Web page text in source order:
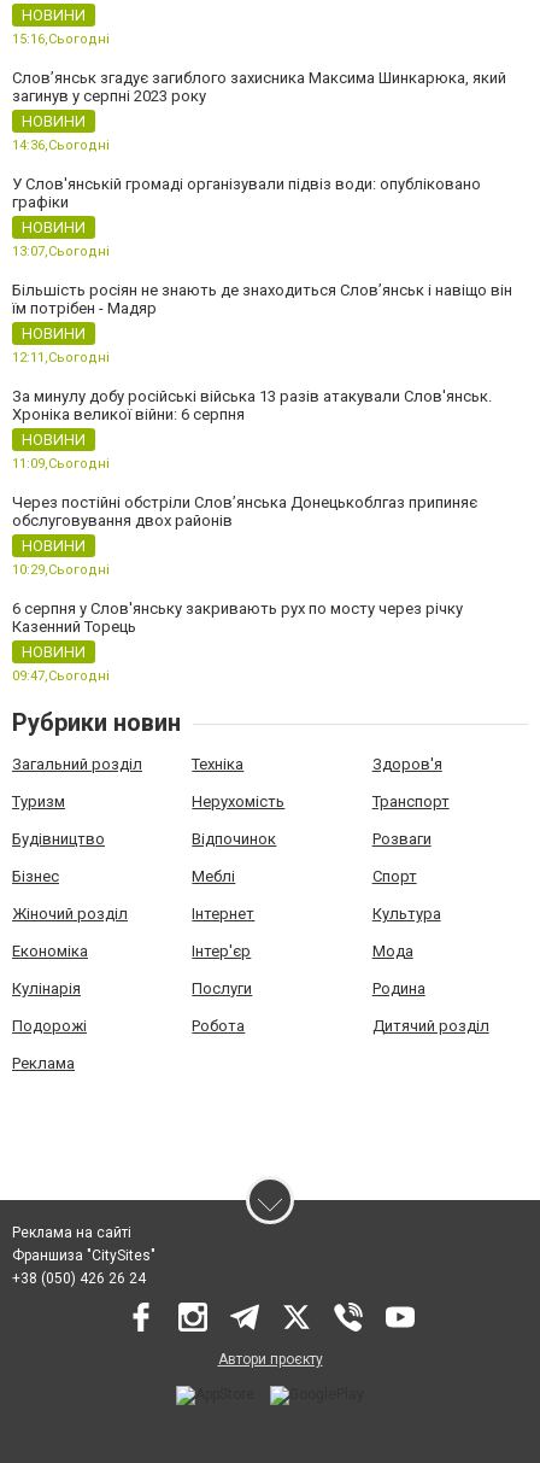
НОВИНИ
15:16,Сьогодні
Слов’янськ згадує загиблого захисника Максима Шинкарюка, який
загинув у серпні 2023 року
НОВИНИ
14:36,Сьогодні
У Слов'янській громаді організували підвіз води: опубліковано
графіки
НОВИНИ
13:07,Сьогодні
Більшість росіян не знають де знаходиться Слов’янськ і навіщо він
їм потрібен - Мадяр
НОВИНИ
12:11,Сьогодні
За минулу добу російські війська 13 разів атакували Слов'янськ.
Хроніка великої війни: 6 серпня
НОВИНИ
11:09,Сьогодні
Через постійні обстріли Слов’янська Донецькоблгаз припиняє
обслуговування двох районів
НОВИНИ
10:29,Сьогодні
6 серпня у Слов'янську закривають рух по мосту через річку
Казенний Торець
НОВИНИ
09:47,Сьогодні
Рубрики новин
Загальний розділ Техніка Здоров'я
Туризм Нерухомість Транспорт
Будівництво Відпочинок Розваги
Бізнес Меблі Спорт
Жіночий розділ Інтернет Культура
Економіка Інтер'єр Мода
Кулінарія Послуги Родина
Подорожі Робота Дитячий розділ
Реклама
Реклама на сайті
Франшиза "CitySites"
+38 (050) 426 26 24
Автори проєкту